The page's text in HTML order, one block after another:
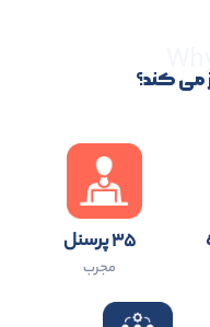
می کند؟
۳۵ پرسنل
مجرب